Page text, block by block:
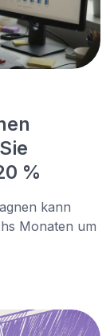
%
kann
Monaten um